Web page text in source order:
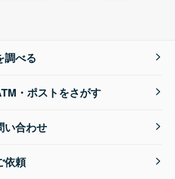
調べる
・ポストをさがす
い合わせ
依頼